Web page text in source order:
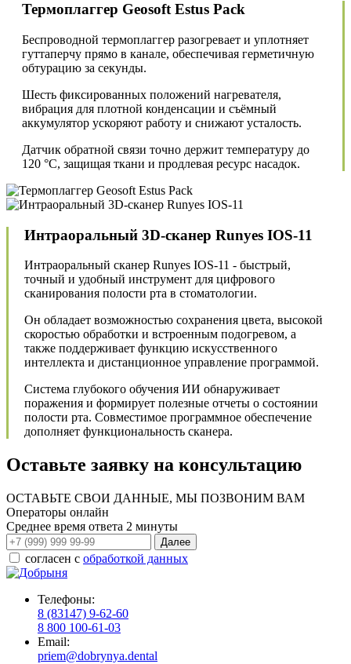
Термоплаггер Geosoft Estus Pack
Беспроводной термоплаггер разогревает и уплотняет
гуттаперчу прямо в канале, обеспечивая герметичную
обтурацию за секунды.
Шесть фиксированных положений нагревателя,
вибрация для плотной конденсации и съёмный
аккумулятор ускоряют работу и снижают усталость.
Датчик обратной связи точно держит температуру до
120 °C, защищая ткани и продлевая ресурс насадок.
Интраоральный 3D-сканер Runyes IOS-11
Интраоральный сканер Runyes IOS-11 - быстрый,
точный и удобный инструмент для цифрового
сканирования полости рта в стоматологии.
Он обладает возможностью сохранения цвета, высокой
скоростью обработки и встроенным подогревом, а
также поддерживает функцию искусственного
интеллекта и дистанционное управление программой.
Система глубокого обучения ИИ обнаруживает
поражения и формирует полезные отчеты о состоянии
полости рта. Совместимое программное обеспечение
дополняет функциональность сканера.
Оставьте заявку на консультацию
ОСТАВЬТЕ СВОИ ДАННЫЕ, МЫ ПОЗВОНИМ ВАМ
Операторы онлайн
Среднее время ответа 2 минуты
согласен с обработкой данных
Телефоны:
8 (83147) 9-62-60
8 800 100-61-03
Email:
priem@dobrynya.dental